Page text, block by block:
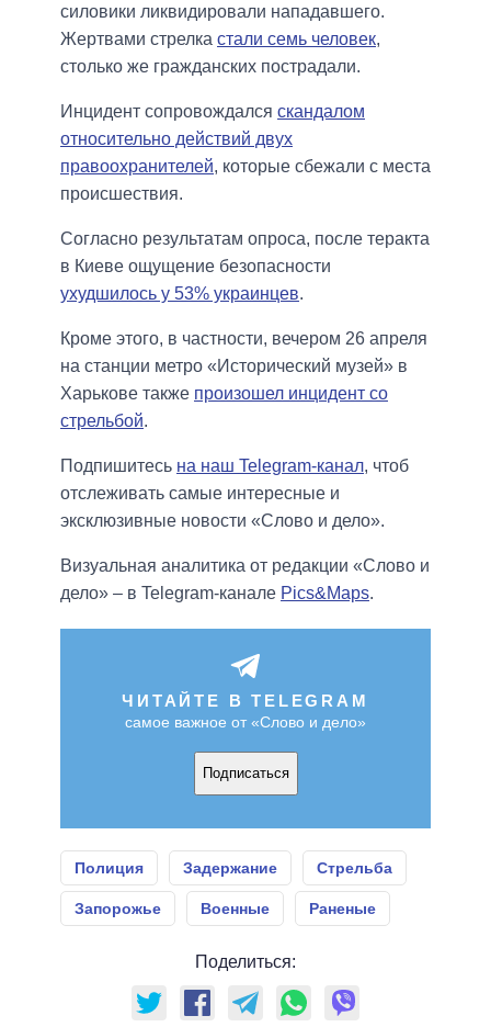
силовики ликвидировали нападавшего.
Жертвами стрелка стали семь человек,
столько же гражданских пострадали.
Инцидент сопровождался скандалом
относительно действий двух
правоохранителей, которые сбежали с места
происшествия.
Согласно результатам опроса, после теракта
в Киеве ощущение безопасности
ухудшилось у 53% украинцев.
Кроме этого, в частности, вечером 26 апреля
на станции метро «Исторический музей» в
Харькове также произошел инцидент со
стрельбой.
Подпишитесь на наш Telegram-канал, чтоб
отслеживать самые интересные и
эксклюзивные новости «Слово и дело».
Визуальная аналитика от редакции «Слово и
дело» – в Telegram-канале Pics&Maps.
ЧИТАЙТЕ В TELEGRAM
самое важное от «Слово и дело»
Подписаться
Полиция Задержание Стрельба
Запорожье Военные Раненые
Поделиться: